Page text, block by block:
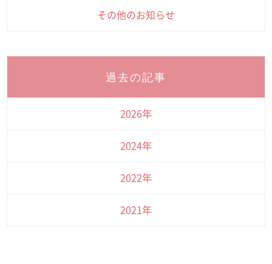
その他のお知らせ
過去の記事
2026年
2024年
2022年
2021年